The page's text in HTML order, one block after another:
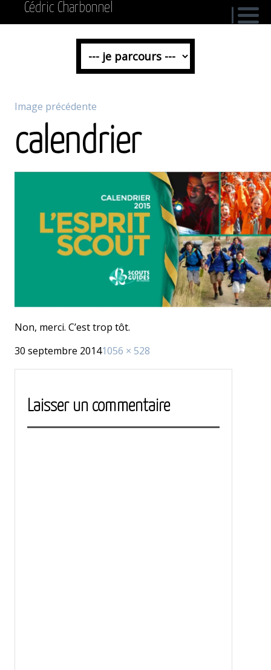
Cédric Charbonnel
Image précédente
calendrier
Non, merci. C’est trop tôt.
Publié
30 septembre 2014Taille
1056 × 528
Laisser un commentaire